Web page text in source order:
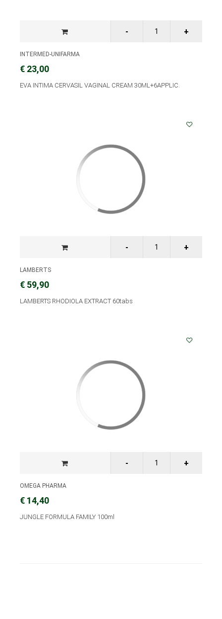
INTERMED-UNIFARMA
€ 23,00
EVA INTIMA CERVASIL VAGINAL CREAM 30ML+6APPLIC.
LAMBERTS
€ 59,90
LAMBERTS RHODIOLA EXTRACT 60tabs
OMEGA PHARMA
€ 14,40
JUNGLE FORMULA FAMILY 100ml